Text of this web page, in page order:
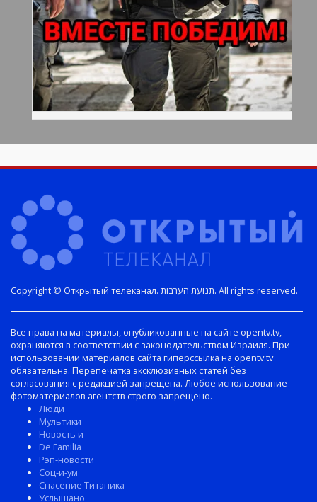
Copyright © Открытый телеканал. תנועת הערבות. All rights reserved.
Все права на материалы, опубликованные на сайте opentv.tv,
охраняются в соответствии с законодательством Израиля. При
использовании материалов сайта гиперссылка на opentv.tv
обязательна. Перепечатка эксклюзивных статей без
согласования с редакцией запрещена. Любое использование
фотоматериалов агентств строго запрещено.
Люди
Мультики
Новость и
De Familia
Рэп-новости
Соц-и-ум
Спасение Титаника
Услышано